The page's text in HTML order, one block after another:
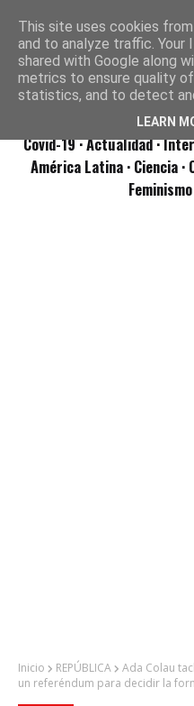
Covid-19· Actualidad·
América Latina · Ciencia ·
Feminismo
Inicio REPÚBLICA
Ada Colau
un referéndum para decidir la
This site uses cookies
and to analyze traffic. Your
shared with Google along
metrics to ensure quality
statistics, and to detect
LEARN